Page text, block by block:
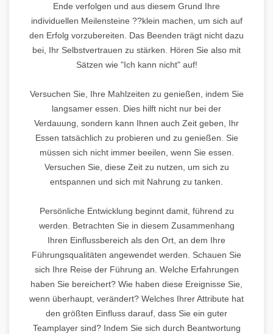
Ende verfolgen und aus diesem Grund Ihre
individuellen Meilensteine ??klein machen, um sich auf
den Erfolg vorzubereiten. Das Beenden trägt nicht dazu
bei, Ihr Selbstvertrauen zu stärken. Hören Sie also mit
Sätzen wie "Ich kann nicht" auf!
Versuchen Sie, Ihre Mahlzeiten zu genießen, indem Sie
langsamer essen. Dies hilft nicht nur bei der
Verdauung, sondern kann Ihnen auch Zeit geben, Ihr
Essen tatsächlich zu probieren und zu genießen. Sie
müssen sich nicht immer beeilen, wenn Sie essen.
Versuchen Sie, diese Zeit zu nutzen, um sich zu
entspannen und sich mit Nahrung zu tanken.
Persönliche Entwicklung beginnt damit, führend zu
werden. Betrachten Sie in diesem Zusammenhang
Ihren Einflussbereich als den Ort, an dem Ihre
Führungsqualitäten angewendet werden. Schauen Sie
sich Ihre Reise der Führung an. Welche Erfahrungen
haben Sie bereichert? Wie haben diese Ereignisse Sie,
wenn überhaupt, verändert? Welches Ihrer Attribute hat
den größten Einfluss darauf, dass Sie ein guter
Teamplayer sind? Indem Sie sich durch Beantwortung